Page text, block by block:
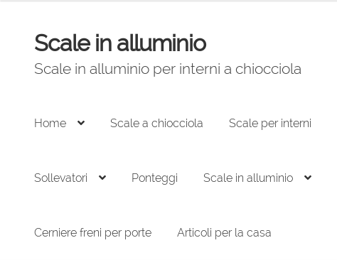
Vai
alla
navigazione
Vai
al
contenuto
Scale in alluminio
Scale in alluminio per interni a chiocciola
Home Scale a chiocciola Scale per interni
Sollevatori Ponteggi Scale in alluminio
Cerniere freni per porte Articoli per la casa
originale
6.000,00 €.
attuale